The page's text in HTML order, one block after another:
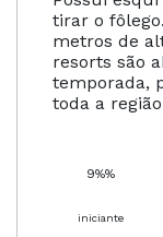
tirar o
metros de
resorts são
temporada,
toda a
9%%
iniciante